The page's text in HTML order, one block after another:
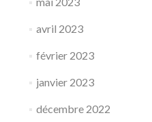
avril 2023
février 2023
janvier 2023
décembre 2022